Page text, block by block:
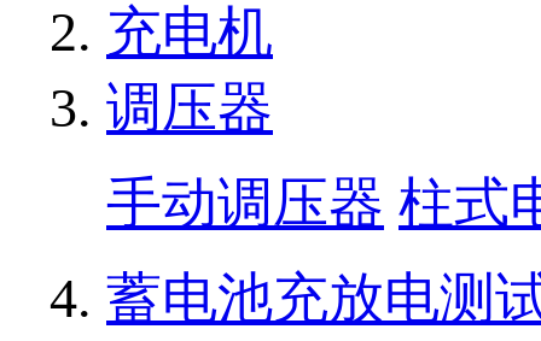
充电机
调压器
手动调压器 柱式
蓄电池充放电测